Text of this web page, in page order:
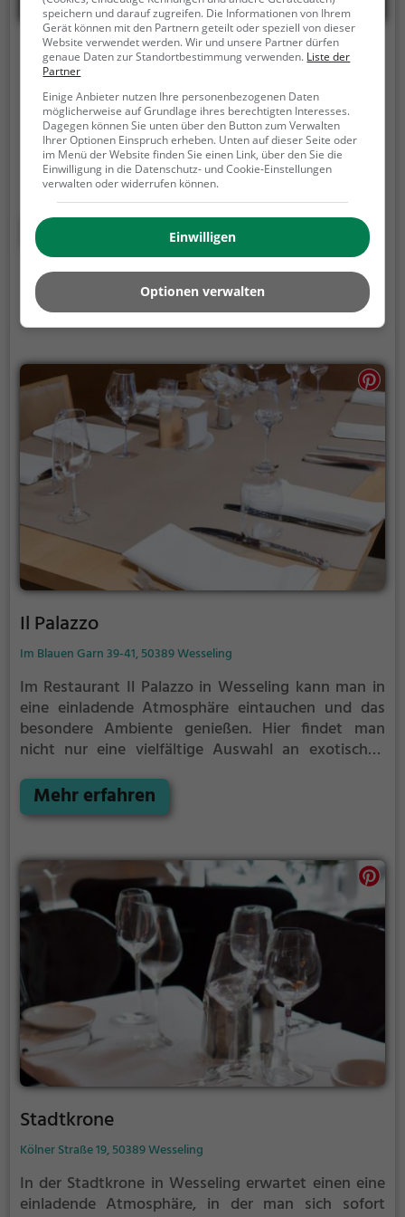
Zur Waage
Kölner Straße 4, 50389 Wesseling
In dem Restaurant Zur Waage in Wesseling kann
man in gemütlicher Atmosphäre eine vielfältige
Auswahl an Cocktails und gesunden Gerichten
genießen. Das stilvolle Ambiente lädt zum Verweilen
ein, während man sich durch die
abwechslungsreiche Speisekarte probiert. Ob für
einen entspannten Abend mit Freunden oder ein
romantisches Dinner zu zweit, hier kommt jeder auf
seine Kosten. Tauche ein in die Welt des
kulinarischen Genusses und lasse dich von den
kreativen Getränke- und Speisenangeboten
jede Geschmacksrichtung bedient.
Mehr erfahren
Il Palazzo
Im Blauen Garn 39-41, 50389 Wesseling
Im Restaurant Il Palazzo in Wesseling kann man in
eine einladende Atmosphäre eintauchen und das
besondere Ambiente genießen. Hier findet man
nicht nur eine vielfältige Auswahl an exotischen
Gerichte, die anspruchsvolle Gaumen begeistern. Ob
man sich für einen gemütlichen Abend mit Freunden
hier findet man immer das passende Angebot.
Mehr erfahren
Stadtkrone
Kölner Straße 19, 50389 Wesseling
In der Stadtkrone in Wesseling erwartet einen eine
einladende Atmosphäre, in der man sich sofort
speichern und darauf zugreifen. Die Informationen von Ihrem
Gerät können mit den Partnern geteilt oder speziell von dieser
Website verwendet werden. Wir und unsere Partner dürfen
genaue Daten zur Standortbestimmung verwenden. Liste der
Partner
Einige Anbieter nutzen Ihre personenbezogenen Daten
möglicherweise auf Grundlage ihres berechtigten Interesses.
Dagegen können Sie unten über den Button zum Verwalten
Ihrer Optionen Einspruch erheben. Unten auf dieser Seite oder
im Menü der Website finden Sie einen Link, über den Sie die
Einwilligung in die Datenschutz- und Cookie-Einstellungen
verwalten oder widerrufen können.
Einwilligen
Optionen verwalten